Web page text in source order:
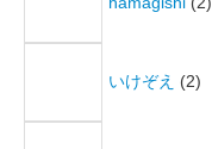
いけぞえ (2)